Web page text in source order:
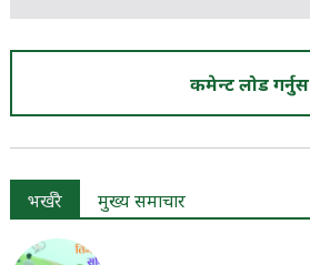
कमेन्ट लोड गर्नुस
भर्खरै मुख्य समाचार